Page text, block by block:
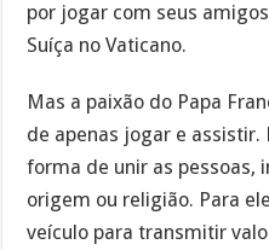
por jogar com seus
Suíça no Vaticano.
Mas a paixão do Papa
de apenas jogar e assistir.
forma de unir as pessoas,
origem ou religião. Para
veículo para transmitir